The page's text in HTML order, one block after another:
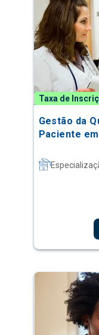
Taxa de
Gestão da
Paciente